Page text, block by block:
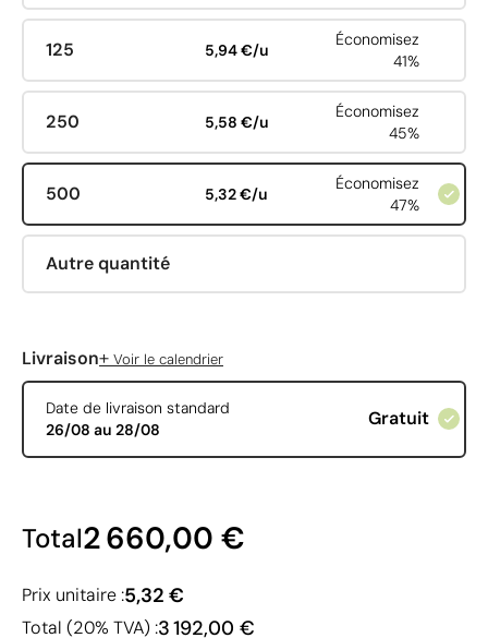
125 5,94 €/u
Économisez
41%
250 5,58 €/u
Économisez
45%
500 5,32 €/u
Économisez
47%
Autre quantité
Livraison+ Voir le calendrier
Date de livraison standard
26/08 au 28/08
Gratuit
Total2 660,00 €
Prix unitaire :5,32 €
Total (20% TVA) :3 192,00 €